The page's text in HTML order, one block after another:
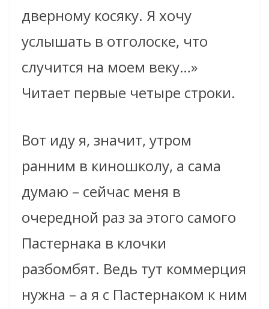
дверному косяку. Я хочу
услышать в отголоске, что
случится на моем веку…»
Читает первые четыре строки.
Вот иду я, значит, утром
ранним в киношколу, а сама
думаю – сейчас меня в
очередной раз за этого самого
Пастернака в клочки
разбомбят. Ведь тут коммерция
нужна – а я с Пастернаком к ним